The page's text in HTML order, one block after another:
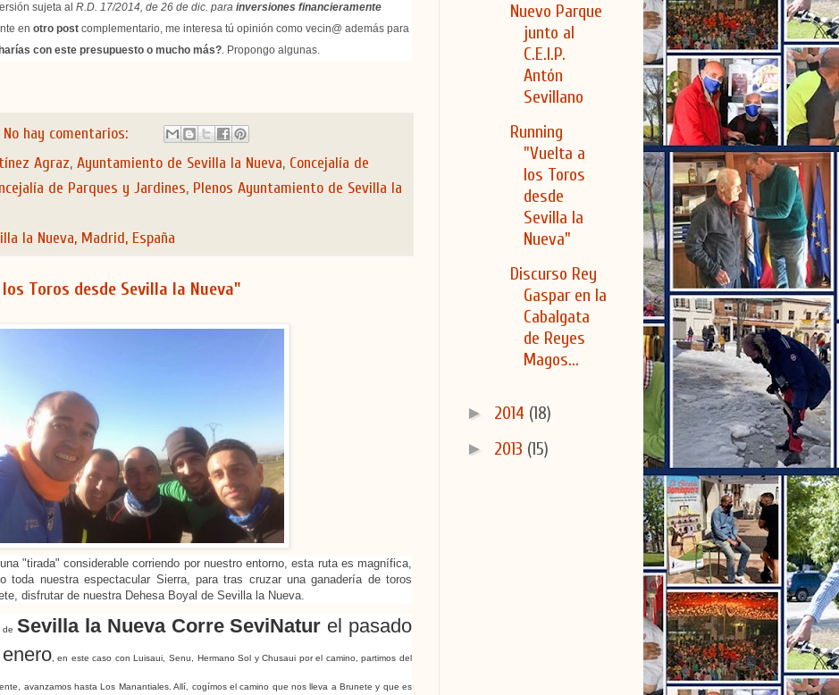
sujeta a R.D. 17/2014, de 26 de dic. para inversiones financieramente
en otro post complementario, me interesa tú opinión como vecin@ además para
con este presupuesto o mucho más?. Propongo algunas.
No hay comentarios:
Agraz, Ayuntamiento de Sevilla la Nueva, Concejalía de
de Parques y Jardines, Plenos Ayuntamiento de Sevilla la
la Nueva, Madrid, España
Toros desde Sevilla la Nueva"
"tirada" considerable corriendo por nuestro entorno, esta ruta es magnífica,
toda nuestra espectacular Sierra, para tras cruzar una ganadería de toros
disfrutar de nuestra Dehesa Boyal de Sevilla la Nueva.
de Sevilla la Nueva Corre SeviNatur el pasado
, en este caso con Luisaui, Senu, Hermano Sol y Chusaui por el camino, partimos del
avanzamos hasta Los Manantiales. Allí, cogímos el camino que nos lleva a Brunete y que es
Nuevo Parque
junto al
C.E.I.P.
Antón
Sevillano
Running
"Vuelta a
los Toros
desde
Sevilla la
Nueva"
Discurso Rey
Gaspar en la
Cabalgata
de Reyes
Magos...
► 2014 (18)
► 2013 (15)